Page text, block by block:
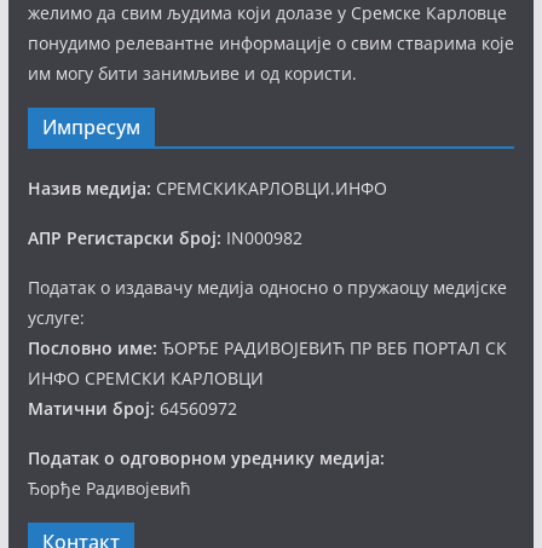
желимо да свим људима који долазе у Сремске Карловце
понудимо релевантне информације о свим стварима које
им могу бити занимљиве и од користи.
Импресум
Назив медија: СРЕМСКИКАРЛОВЦИ.ИНФО
АПР Регистарски број: IN000982
Податак о издавачу медија односно о пружаоцу медијске
услуге:
Пословно име: ЂОРЂЕ РАДИВОЈЕВИЋ ПР ВЕБ ПОРТАЛ СК
ИНФО СРЕМСКИ КАРЛОВЦИ
Матични број: 64560972
Податак о одговорном уреднику медија:
Ђорђе Радивојевић
Контакт